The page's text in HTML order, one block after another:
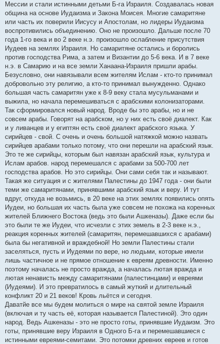
Мессии и стали истинными детьми Б-га Израиля. Создавалась новая
община на основе Иудаизма и Закона Моисея. Многие самаритяне
или часть их поверили Иисусу и Апостолам, но лидеры Иудаизма
воспротивились объединению. Оно не произошло. Дальше после 70
года 1-го века и во 2 веке н.э. произошло ослабление присутствия
Иудеев на землях Израиля. Но самаритяне остались и боролись
против господства Рима, а затем и Византии до 5-6 века. И в 7 веке
н.э. в Самарию и на все земли Ханаана-Израиля пришли арабы.
Безусловно, они навязывали всем жителям Ислам - кто-то принимал
добровольно эту религию, а кто-то принимал вынужденно. Однако
большая часть самаритян уже к 8-9 веку стала мусульманами и
выжила, но начала перемешиваться с арабскими колонизаторами.
Так сформировался новый народ. Вроде бы это арабы, но и не
совсем арабы. Говорят на арабском, но у них есть своё диалект. Как
и у ливанцев и у египтян есть своё диалект арабского языка. У
сирийцев - свой. С очень и очень большой натяжкой можно назвать
сирийцев арабами только потому, что они перешли на арабский язык.
Это те же сирийцы, которым был навязан арабский язык, культура и
Ислам арабов. народ перемешался с арабами за 500-700 лет
господства арабов. Но это сирийцы. Они сами себя так и называют.
Такая же ситуация и с жителями Палестины до 1947 года - они были
теми же самаритянами, принявшими арабский язык и веру. И тут
вдруг, откуда не возьмись, в 20 веке на этих землях появились опять
Иудеи, но большая их часть была уже совсем не похожа на коренных
жителей Ближнего Востока (ведь это были Ашкеназы). Даже если бы
это были те же Иудеи, что исчезли с этих земель в 2-3 веке н.э.,
реакция коренных жителей (самаритян, перемешавшихся с арабами)
была бы негативной и враждебной! Но земли Палестины стали
заселяться, пусть и Иудеями по вере, но людьми, которые имели
лишь частичное и не прямое отношение к евреям древности. Именно
поэтому началась не просто вражда, а началась лютая вражда и
лютая ненависть между самаритянами (палестинцами) и евреями
(Иудеями). И это превратилось в самый жуткий и длительный
конфликт 20 и 21 веков! Кровь льётся и сегодня.
Даватйе все мы будем молиться о мире на святой земле Израиля
(включая и ту часть её, которая называется Палестиной). Это один
народ. Ведь Ашкеназы - это не просто готы, принявшие Иудаизм. Это
готы, принявшие веру Израиля в Одного Б-га и перемешавшиеся с
истинными евреями-семитами. Это потомки древних евреев и готов